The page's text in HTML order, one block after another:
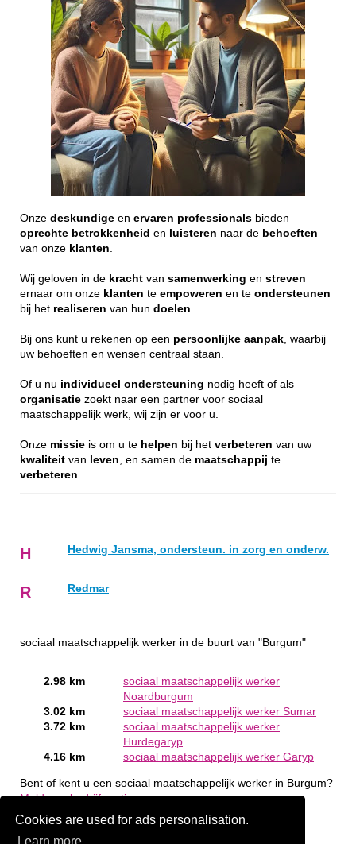
Cookies are used for ads personalisation.
Onze deskundige en ervaren professionals bieden
oprechte betrokkenheid en luisteren naar de behoeften
van onze klanten
Wij geloven in de kracht van samenwerking en streven
ernaar om onze klanten te empoweren en te ondersteunen
bij het realiseren van hun doelen
Bij ons kunt u rekenen op een persoonlijke aanpak , waarbij
uw behoeften en wensen centraal staan.
Of u nu individueel ondersteuning nodig heeft of als
organisatie zoekt naar een partner voor sociaal
maatschappelijk werk, wij zijn er voor u.
Onze missie is om u te helpen bij het verbeteren van uw
kwaliteit van leven , en samen de maatschappij te
verbeteren
H Hedwig Jansma, ondersteun. in zorg en onderw.
R Redmar
sociaal maatschappelijk werker in de buurt van "Burgum"
2.98 km
sociaal maatschappelijk werker
Noardburgum
3.02 km
sociaal maatschappelijk werker Sumar
3.72 km
sociaal maatschappelijk werker
Hurdegaryp
4.16 km
sociaal maatschappelijk werker Garyp
Bent of kent u een sociaal maatschappelijk werker in Burgum?
Meld een bedrijf gratis aan